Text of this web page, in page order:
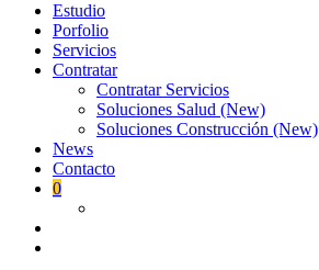
Estudio
Porfolio
Servicios
Contratar
Contratar Servicios
Soluciones Salud (New)
Soluciones Construcción (New)
News
Contacto
0